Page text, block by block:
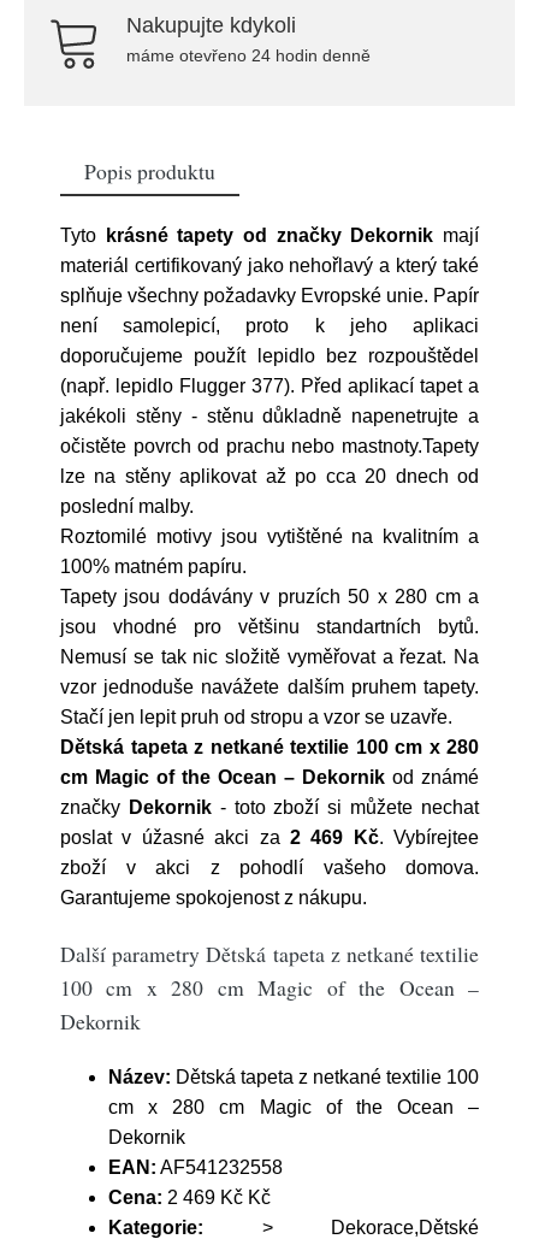
Nakupujte kdykoli
máme otevřeno 24 hodin denně
Popis produktu
Tyto krásné tapety od značky Dekornik mají
materiál certifikovaný jako nehořlavý a který také
splňuje všechny požadavky Evropské unie. Papír
není samolepicí, proto k jeho aplikaci
doporučujeme použít lepidlo bez rozpouštědel
(např. lepidlo Flugger 377). Před aplikací tapet a
jakékoli stěny - stěnu důkladně napenetrujte a
očistěte povrch od prachu nebo mastnoty.Tapety
lze na stěny aplikovat až po cca 20 dnech od
poslední malby.
Roztomilé motivy jsou vytištěné na kvalitním a
100% matném papíru.
Tapety jsou dodávány v pruzích 50 x 280 cm a
jsou vhodné pro většinu standartních bytů.
Nemusí se tak nic složitě vyměřovat a řezat. Na
vzor jednoduše navážete dalším pruhem tapety.
Stačí jen lepit pruh od stropu a vzor se uzavře.
Dětská tapeta z netkané textilie 100 cm x 280
cm Magic of the Ocean – Dekornik od známé
značky Dekornik- toto zboží si můžete nechat
poslat v úžasné akci za 2 469 Kč. Vybírejtee
zboží v akci z pohodlí vašeho domova.
Garantujeme spokojenost z nákupu.
Další parametry Dětská tapeta z netkané textilie
100 cm x 280 cm Magic of the Ocean –
Dekornik
Název: Dětská tapeta z netkané textilie 100
cm x 280 cm Magic of the Ocean –
Dekornik
EAN: AF541232558
Cena: 2 469 Kč Kč
Kategorie: > Dekorace,Dětské